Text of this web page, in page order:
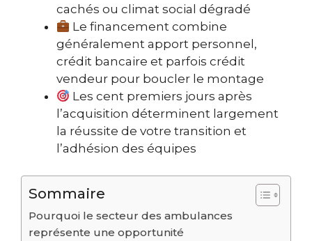
cachés ou climat social dégradé
Le financement combine
généralement apport personnel,
crédit bancaire et parfois crédit
vendeur pour boucler le montage
Les cent premiers jours après
l’acquisition déterminent largement
la réussite de votre transition et
l’adhésion des équipes
Sommaire
Pourquoi le secteur des ambulances
représente une opportunité